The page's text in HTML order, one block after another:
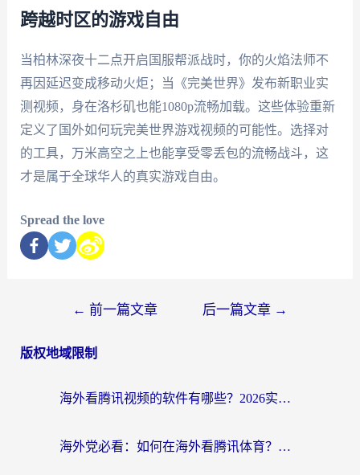
跨越时区的游戏自由
当柏林深夜十二点开启国服帮派战时，你的火焰法师不
再因延迟变成移动火炬；当《完美世界》发布新职业实
测视频，身在洛杉矶也能1080p流畅加载。这些体验重新
定义了国外如何玩完美世界游戏视频的可能性。选择对
的工具，万米高空之上也能享受零丢包的流畅战斗，这
才是属于全球华人的真实游戏自由。
Spread the love
← 前一篇文章 后一篇文章 →
版权地域限制
海外看腾讯视频的软件有哪些？2026实测有效，留学生都在用的回国加速器指南
海外党必看：如何在海外看腾讯体育？解决赛事直播地区限制的终极指南